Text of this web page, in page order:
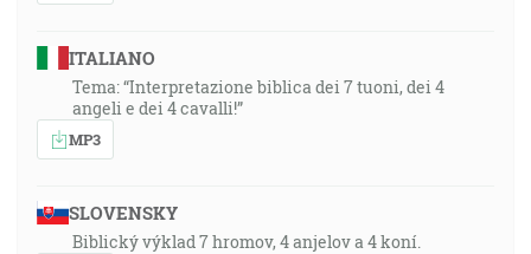
ITALIANO
Tema: “Interpretazione biblica dei 7 tuoni, dei 4
angeli e dei 4 cavalli!”
MP3
SLOVENSKY
Biblický výklad 7 hromov, 4 anjelov a 4 koní.